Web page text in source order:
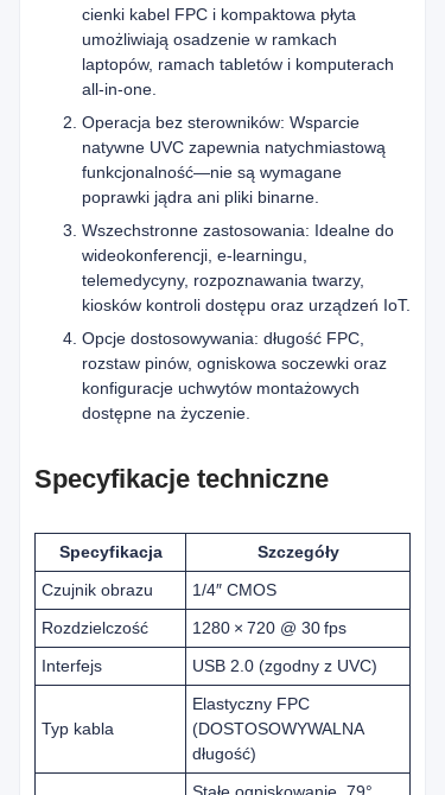
cienki kabel FPC i kompaktowa płyta
umożliwiają osadzenie w ramkach
laptopów, ramach tabletów i komputerach
all-in-one.
Operacja bez sterowników: Wsparcie
natywne UVC zapewnia natychmiastową
funkcjonalność—nie są wymagane
poprawki jądra ani pliki binarne.
Wszechstronne zastosowania: Idealne do
wideokonferencji, e‑learningu,
telemedycyny, rozpoznawania twarzy,
kiosków kontroli dostępu oraz urządzeń IoT.
Opcje dostosowywania: długość FPC,
rozstaw pinów, ogniskowa soczewki oraz
konfiguracje uchwytów montażowych
dostępne na życzenie.
Specyfikacje techniczne
Specyfikacja
Szczegóły
Czujnik obrazu
1/4″ CMOS
Rozdzielczość
1280 × 720 @ 30 fps
Interfejs
USB 2.0 (zgodny z UVC)
Typ kabla
Elastyczny FPC
(DOSTOSOWYWALNA
długość)